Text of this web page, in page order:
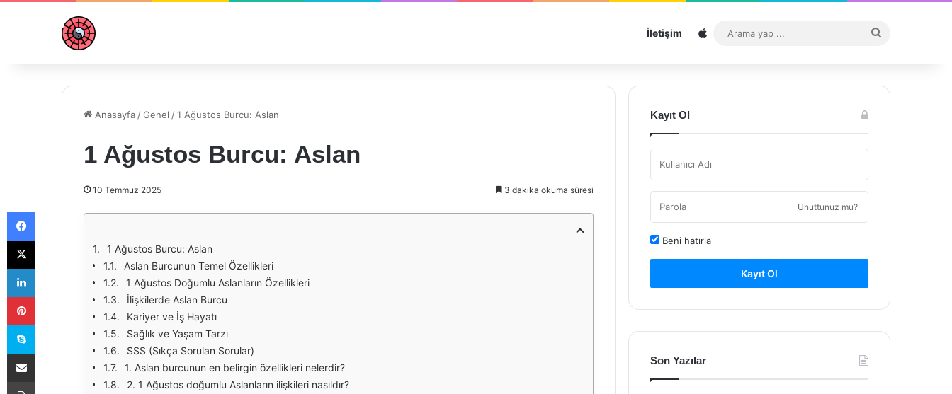
İletişim Sitemap
...
Anasayfa /Genel /1 Ağustos Burcu: Aslan
1 Ağustos Burcu: Aslan
10 Temmuz 2025 3 dakika okuma süresi
1 Ağustos Burcu: Aslan
Aslan Burcunun Temel Özellikleri
1 Ağustos Doğumlu Aslanların Özellikleri
İlişkilerde Aslan Burcu
Kariyer ve İş Hayatı
Sağlık ve Yaşam Tarzı
SSS (Sıkça Sorulan Sorular)
1. Aslan burcunun en belirgin özellikleri nelerdir?
2. 1 Ağustos doğumlu Aslanların ilişkileri nasıldır?
Kayıt Ol
Unuttunuz mu?
Beni hatırla
Kayıt Ol
Son Yazılar
Facebook
X
LinkedIn
Pinterest
Skype
E-Posta ile paylaş